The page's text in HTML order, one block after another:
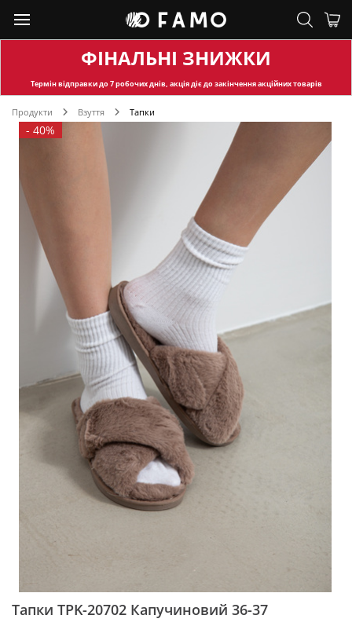
ФІНАЛЬНІ ЗНИЖКИ
Термін відправкидо 7 робочих днів, акція діє до закінчення акційних товарів
Продукти Взуття Тапки
- 40%
Тапки TPK-20702 Капучиновий 36-37